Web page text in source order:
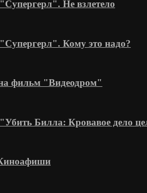
Не взлетело
Кому это надо?
фильм "Видеодром"
Билла: Кровавое дело